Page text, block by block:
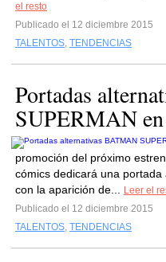
el resto
Publicado el 12 diciembre 2015
TALENTOS, TENDENCIAS
Portadas
SUPERMAN
promoción del próximo
cómics dedicará una
con la aparición de...
Leer el
Publicado el 12 diciembre 2015
TALENTOS, TENDENCIAS